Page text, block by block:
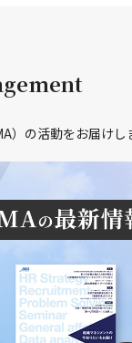
）の活動をお届けし